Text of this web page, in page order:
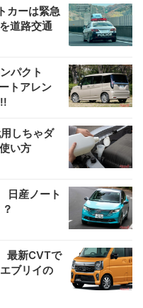
カーは緊急
道路交通
パクト
トアレン
しちゃダ
い方
日産ノート
最新CVTで
ブリイの